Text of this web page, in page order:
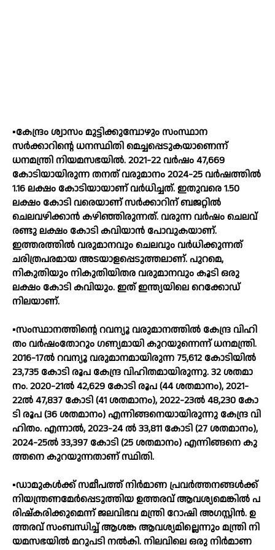
▪️കേന്ദ്രം ശ്വാസം മുട്ടിക്കുമ്പോഴും സംസ്ഥാന
സർക്കാറിന്റെ ധനസ്ഥിതി മെച്ചപ്പെടുകയാണെന്ന്
ധനമന്ത്രി നിയമസഭയിൽ. 2021-22 വർഷം 47,669
കോടിയായിരുന്ന തനത് വരുമാനം 2024-25 വർഷത്തിൽ
1.16 ലക്ഷം കോടിയായാണ് വർധിച്ചത്. ഇതുവരെ 1.50
ലക്ഷം കോടി വരെയാണ് സർക്കാറിന് ബജറ്റിൽ
ചെലവഴിക്കാൻ കഴിഞ്ഞിരുന്നത്. വരുന്ന വർഷം ചെലവ്
രണ്ടു ലക്ഷം കോടി കവിയാൻ പോവുകയാണ്.
ഇത്തരത്തിൽ വരുമാനവും ചെലവും വർധിക്കുന്നത്
ചരിത്രപരമായ അടയാളപ്പെടുത്തലാണ്. പുറമെ,
നികുതിയും നികുതിയിതര വരുമാനവും കൂടി ഒരു
ലക്ഷം കോടി കവിയും. ഇത് ഇന്ത്യയിലെ റെക്കോഡ്
നിലയാണ്.
▪️സം​സ്ഥാ​ന​ത്തി​ന്റെ റ​വ​ന്യൂ വ​രു​മാ​ന​ത്തി​ൽ കേ​ന്ദ്ര വി​ഹി​
തം വ​ർ​ഷം​തോ​റും ഗ​ണ്യ​മാ​യി കു​റ​യു​ന്നെ​ന്ന് ധ​ന​മ​ന്ത്രി.
2016-17ൽ ​റ​വ​ന്യൂ വ​രു​മാ​ന​മാ​യി​രു​ന്ന 75,612 കോ​ടി​യി​ൽ
23,735 കോ​ടി രൂ​പ കേ​ന്ദ്ര വി​ഹി​ത​മാ​യി​രു​ന്നു. 32 ശ​ത​മാ​
നം. 2020-21ൽ 42,629 ​കോ​ടി രൂ​പ (44 ശ​ത​മാ​നം), 2021-
22ൽ 47,837 ​കോ​ടി (41 ശ​ത​മാ​നം), 2022-23ൽ 48,230 ​കോ​
ടി രൂ​പ (36 ശ​ത​മാ​നം) എ​ന്നി​ങ്ങ​നെ​യാ​യി​രു​ന്നു കേ​ന്ദ്ര വി​
ഹി​തം. എ​ന്നാ​ൽ, 2023-24 ൽ 33,811 ​കോ​ടി (27 ശ​ത​മാ​നം),
2024-25ൽ 33,397 ​കോ​ടി (25 ശ​ത​മാ​നം) എ​ന്നി​ങ്ങ​നെ കു​
ത്ത​നെ കു​റ​യു​ന്ന​താ​ണ്‌ സ്ഥി​തി.
▪️ഡാ​മു​ക​ൾ​ക്ക് സ​മീ​പ​ത്ത് നി​ർ​മാ​ണ പ്ര​വ​ർ​ത്ത​ന​ങ്ങ​ൾ​ക്ക്
നി​യ​ന്ത്ര​ണ​മേ​ർ​പ്പെ​ടു​ത്തി​യ ഉ​ത്ത​ര​വ് ആ​വ​ശ്യ​മെ​ങ്കി​ൽ പ​
രി​ഷ്ക​രി​ക്കു​മെ​ന്ന് ജ​ല​വി​ഭ​വ മ​ന്ത്രി റോ​ഷി അ​ഗ​സ്റ്റി​ൻ. ഉ​
ത്ത​ര​വ് സം​ബ​ന്ധി​ച്ച് ആ​ശ​ങ്ക ആ​വ​ശ്യ​മി​ല്ലെ​ന്നും മ​ന്ത്രി നി​
യ​മ​സ​ഭ​യി​ൽ മ​റു​പ​ടി ന​ൽ​കി. നി​ല​വി​ലെ ഒ​രു നി​ർ​മാ​ണ